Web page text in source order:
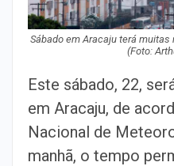
Sábado em Aracaju terá
(Foto:
Este sábado, 22,
em Aracaju, de
Nacional de
manhã, o tempo